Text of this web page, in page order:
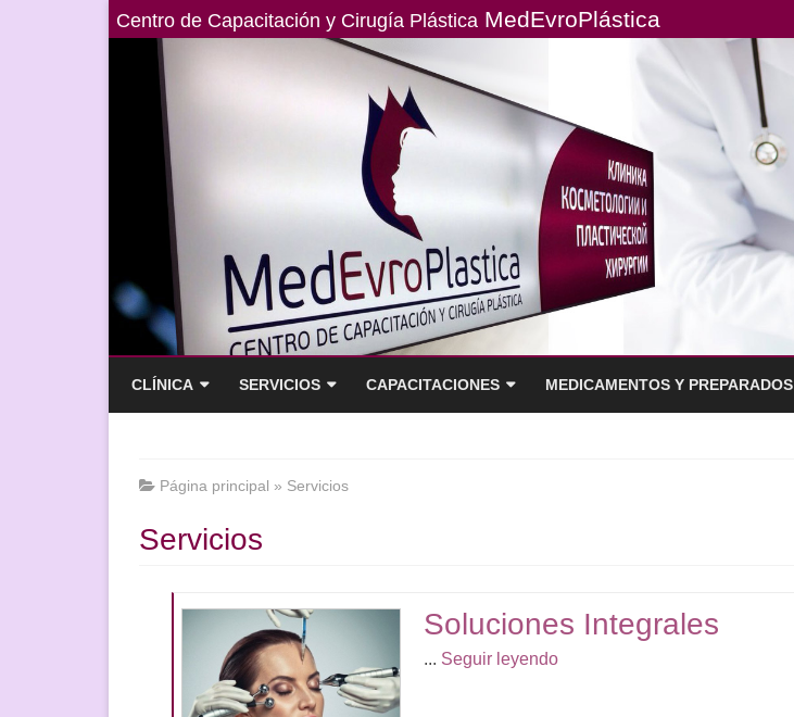
Centro de Capacitación y Cirugía Plástica MedEvroPlástiсa
CLÍNICA
NUESTROS MÉDICOS
TESTIMONIOS DE CLIENTES
CONTACTOS Y REQUISITOS
ARTÍCULOS CIENTÍFICOS DE
SERVICIOS
REFUERZO CON HILOS
TRICOLOGÍA
DERMATOCIRUGÍA
COSMETOLOGÍA
CAPACITACIONES
CASOS CLÍNICOS
LIBROS EN FORMATO
MEDICAMENTOS Y PREPARADOS
Página principal » Servicios
Servicios
Soluciones Integrales
... Seguir leyendo